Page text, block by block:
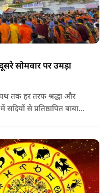
सोमवार पर उमड़ा
तक हर तरफ श्रद्धा और
से प्रतिष्ठापित बाबा